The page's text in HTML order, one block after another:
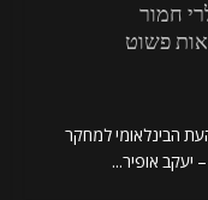
חמור
פשוט
העת הבינלאומי למחקר
יעקב אופיר...